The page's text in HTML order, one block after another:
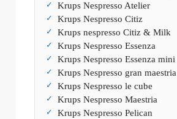
Krups Nespresso Atelier
Krups Nespresso Citiz
Krups nespresso Citiz & Milk
Krups Nespresso Essenza
Krups Nespresso Essenza mini
Krups Nespresso gran maestria
Krups Nespresso le cube
Krups Nespresso Maestria
Krups Nespresso Pelican